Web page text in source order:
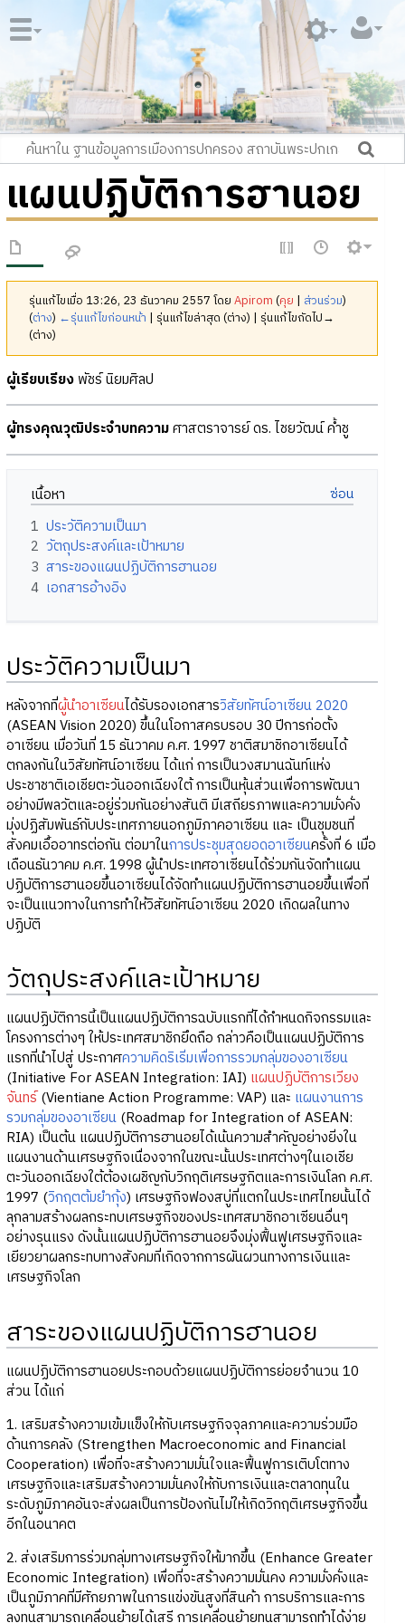
แผนปฏิบัติการฮานอย
รุ่นแก้ไขเมื่อ 13:26, 23 ธันวาคม 2557 โดยApirom (คุย | ส่วนร่วม)
(ต่าง) ←รุ่นแก้ไขก่อนหน้า | รุ่นแก้ไขล่าสุด (ต่าง) | รุ่นแก้ไขถัดไป→
(ต่าง)
ผู้เรียบเรียงพัชร์ นิยมศิลป
ผู้ทรงคุณวุฒิประจำบทความศาสตราจารย์ ดร. ไชยวัฒน์ ค้ำชู
เนื้อหา
1 ประวัติความเป็นมา
2 วัตถุประสงค์และเป้าหมาย
3 สาระของแผนปฏิบัติการฮานอย
4 เอกสารอ้างอิง
ประวัติความเป็นมา
หลังจากที่ผู้นำอาเซียนได้รับรองเอกสารวิสัยทัศน์อาเซียน 2020
(ASEAN Vision 2020) ขึ้นในโอกาสครบรอบ 30 ปีการก่อตั้ง
อาเซียน เมื่อวันที่ 15 ธันวาคม ค.ศ. 1997 ชาติสมาชิกอาเซียนได้
ตกลงกันในวิสัยทัศน์อาเซียน ได้แก่ การเป็นวงสมานฉันท์แห่ง
ประชาชาติเอเชียตะวันออกเฉียงใต้ การเป็นหุ้นส่วนเพื่อการพัฒนา
อย่างมีพลวัตและอยู่ร่วมกันอย่างสันติ มีเสถียรภาพและความมั่งคั่ง
มุ่งปฏิสัมพันธ์กับประเทศภายนอกภูมิภาคอาเซียน และ เป็นชุมชนที่
สังคมเอื้ออาทรต่อกัน ต่อมาในการประชุมสุดยอดอาเซียนครั้งที่ 6 เมื่อ
เดือนธันวาคม ค.ศ. 1998 ผู้นำประเทศอาเซียนได้ร่วมกันจัดทำแผน
ปฏิบัติการฮานอยขึ้นอาเซียนได้จัดทำแผนปฏิบัติการฮานอยขึ้นเพื่อที่
จะเป็นแนวทางในการทำให้วิสัยทัศน์อาเซียน 2020 เกิดผลในทาง
ปฏิบัติ
วัตถุประสงค์และเป้าหมาย
แผนปฏิบัติการนี้เป็นแผนปฏิบัติการฉบับแรกที่ได้กำหนดกิจกรรมและ
โครงการต่างๆ ให้ประเทศสมาชิกยึดถือ กล่าวคือเป็นแผนปฏิบัติการ
แรกที่นำไปสู่ ประกาศความคิดริเริ่มเพื่อการรวมกลุ่มของอาเซียน
(Initiative For ASEAN Integration: IAI) แผนปฏิบัติการเวียง
จันทร์(Vientiane Action Programme: VAP) และ แผนงานการ
รวมกลุ่มของอาเซียน(Roadmap for Integration of ASEAN:
RIA) เป็นต้น แผนปฏิบัติการฮานอยได้เน้นความสำคัญอย่างยิ่งใน
แผนงานด้านเศรษฐกิจเนื่องจากในขณะนั้นประเทศต่างๆในเอเชีย
ตะวันออกเฉียงใต้ต้องเผชิญกับวิกฤติเศรษฐกิตและการเงินโลก ค.ศ.
1997 (วิกฤตต้มยำกุ้ง) เศรษฐกิจฟองสบู่ที่แตกในประเทศไทยนั้นได้
ลุกลามสร้างผลกระทบเศรษฐกิจของประเทศสมาชิกอาเซียนอื่นๆ
อย่างรุนแรง ดังนั้นแผนปฏิบัติการฮานอยจึงมุ่งฟื้นฟูเศรษฐกิจและ
เยียวยาผลกระทบทางสังคมที่เกิดจากการผันผวนทางการเงินและ
เศรษฐกิจโลก
สาระของแผนปฏิบัติการฮานอย
แผนปฏิบัติการฮานอยประกอบด้วยแผนปฏิบัติการย่อยจำนวน 10
ส่วน ได้แก่
1. เสริมสร้างความเข้มแข็งให้กับเศรษฐกิจจุลภาคและความร่วมมือ
ด้านการคลัง (Strengthen Macroeconomic and Financial
Cooperation) เพื่อที่จะสร้างความมั่นใจและฟื้นฟูการเติบโตทาง
เศรษฐกิจและเสริมสร้างความมั่นคงให้กับการเงินและตลาดทุนใน
ระดับภูมิภาคอันจะส่งผลเป็นการป้องกันไม่ให้เกิดวิกฤติเศรษฐกิจขึ้น
อีกในอนาคต
2. ส่งเสริมการร่วมกลุ่มทางเศรษฐกิจให้มากขึ้น (Enhance Greater
Economic Integration) เพื่อที่จะสร้างความมั่นคง ความมั่งคั่งและ
เป็นภูมิภาคที่มีศักยภาพในการแข่งขันสูงที่สินค้า การบริการและการ
ลงทุนสามารถเคลื่อนย้ายได้เสรี การเคลื่อนย้ายทุนสามารถทำได้ง่าย